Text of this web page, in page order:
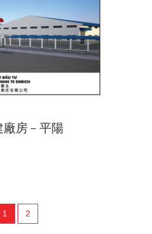
廠房－平陽
1 2